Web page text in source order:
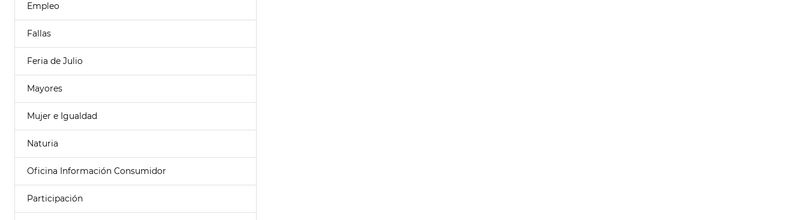
Empleo
Fallas
Feria de Julio
Mayores
Mujer e Igualdad
Naturia
Oficina Información Consumidor
Participación